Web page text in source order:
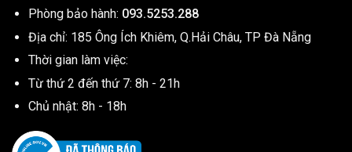
Phòng bảo hành: 093.5253.288
Địa chỉ: 185 Ông Ích Khiêm, Q.Hải Châu, TP Đà Nẵng
Thời gian làm việc:
Từ thứ 2 đến thứ 7: 8h - 21h
Chủ nhật: 8h - 18h